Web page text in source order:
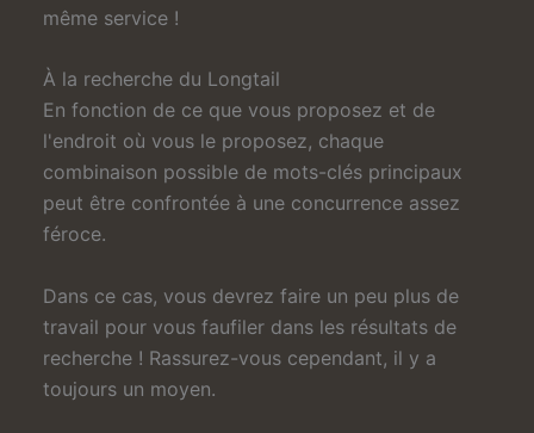
même service !
À la recherche du Longtail
En fonction de ce que vous proposez et de
l'endroit où vous le proposez, chaque
combinaison possible de mots-clés principaux
peut être confrontée à une concurrence assez
féroce.
Dans ce cas, vous devrez faire un peu plus de
travail pour vous faufiler dans les résultats de
recherche ! Rassurez-vous cependant, il y a
toujours un moyen.